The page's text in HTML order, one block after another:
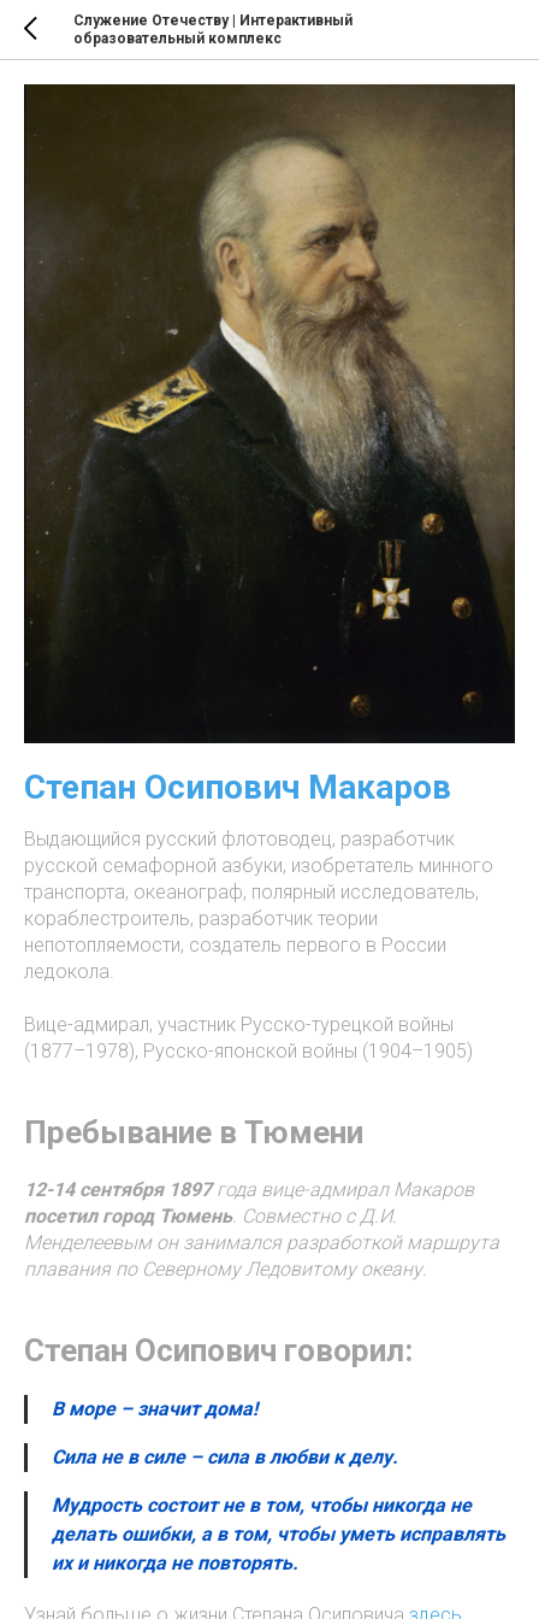
Служение Отечеству | Интерактивный
образовательный комплекс
Степан Осипович Макаров
Выдающийся русский флотоводец, разработчик
русской семафорной азбуки, изобретатель минного
транспорта, океанограф, полярный исследователь,
кораблестроитель, разработчик теории
непотопляемости, создатель первого в России
ледокола.
Вице-адмирал, участник Русско-турецкой войны
(1877–1978), Русско-японской войны (1904–1905)
Пребывание в Тюмени
12-14 сентября 1897года вице-адмирал Макаров
посетил город Тюмень. Совместно с Д.И.
Менделеевым он занимался разработкой маршрута
плавания по Северному Ледовитому океану.
Степан Осипович говорил:
В море – значит дома!
Сила не в силе – сила в любви к делу.
Мудрость состоит не в том, чтобы никогда не
делать ошибки, а в том, чтобы уметь исправлять
их и никогда не повторять.